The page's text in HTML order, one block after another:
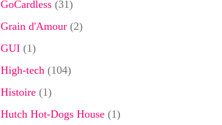
GoCardless(31)
Grain d'Amour(2)
GUI(1)
High-tech(104)
Histoire(1)
Hutch Hot-Dogs House(1)